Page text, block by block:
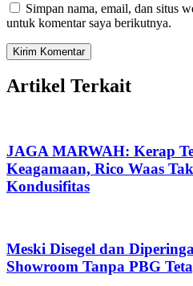
Simpan nama, email, dan situs
untuk komentar saya berikutnya.
Artikel Terkait
JAGA MARWAH: Kerap
Keagamaan, Rico Waas
Kondusifitas
Meski Disegel dan
Showroom Tanpa PBG